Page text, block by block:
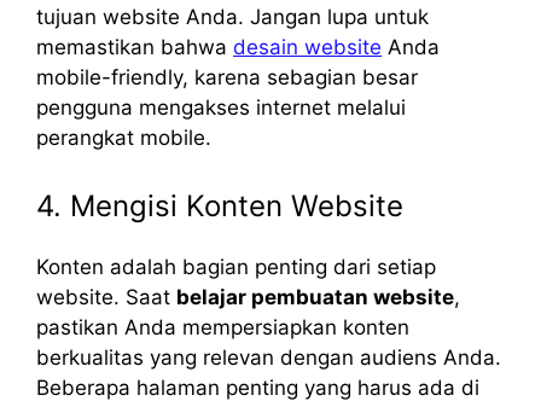
tujuan website Anda. Jangan lupa untuk
memastikan bahwa desain website Anda
mobile-friendly, karena sebagian besar
pengguna mengakses internet melalui
perangkat mobile.
4. Mengisi Konten Website
Konten adalah bagian penting dari setiap
website. Saat belajar pembuatan website,
pastikan Anda mempersiapkan konten
berkualitas yang relevan dengan audiens Anda.
Beberapa halaman penting yang harus ada di